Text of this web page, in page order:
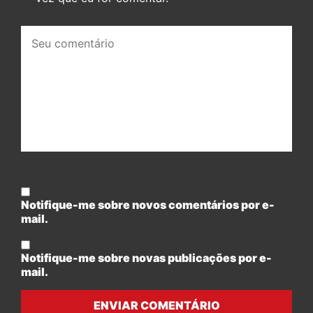
comentário:
Notifique-me sobre novos comentários por e-
mail.
Notifique-me sobre novas publicações por e-
mail.
ENVIAR COMENTÁRIO